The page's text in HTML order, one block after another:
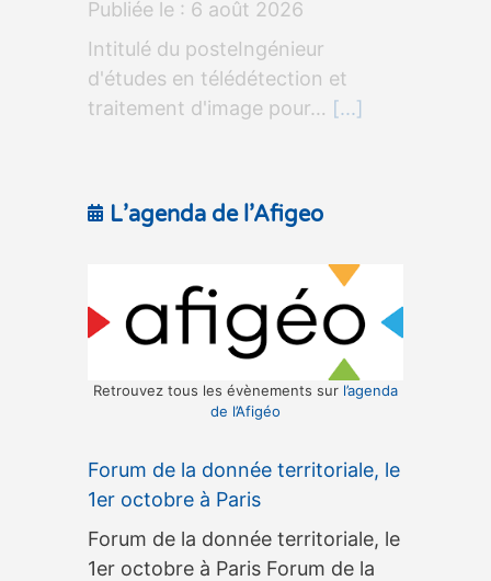
6 août 2026
Intitulé du posteIngénieur
d'études en télédétection et
traitement d'image pour… [...]
L’agenda de l’Afigeo
Retrouvez tous les évènements sur l’agenda
de l’Afigéo
Forum de la donnée territoriale, le
1er octobre à Paris
Forum de la donnée territoriale, le
1er octobre à Paris Forum de la